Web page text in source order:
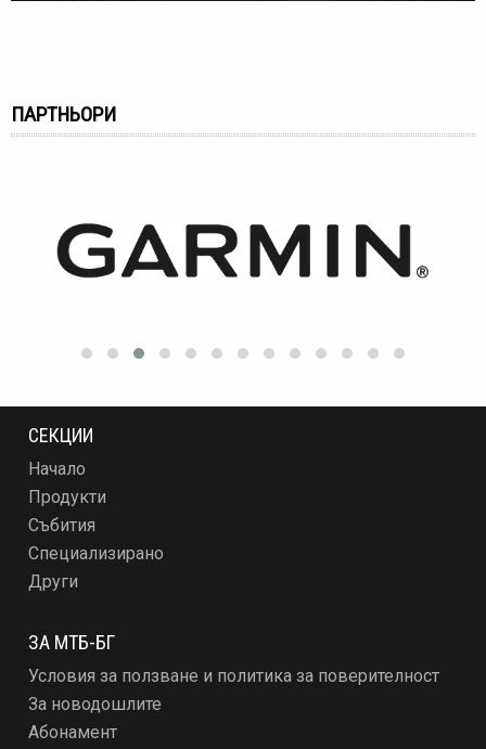
ПАРТНЬОРИ
СЕКЦИИ
Начало
Продукти
Събития
Специализирано
Други
ЗА МТБ-БГ
Условия за ползване и политика за поверителност
За новодошлите
Абонамент